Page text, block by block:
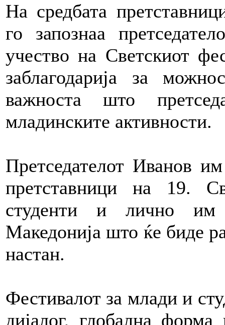
На средбата
го запознаа
учество на Светскиот
заблагодарија за
важноста што
младинските активности.
Претседателот Иванов
претставници на 19.
студенти и лично им
Македонија што ќе биде
настан.
Фестивалот за млади и
дијалог, глобална